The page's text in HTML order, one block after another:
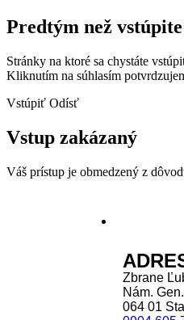
Predtým než
Stránky na ktoré sa chystáte
Kliknutím na súhlasím
Vstúpiť Odísť
Vstup zakázaný
Váš prístup je obmedzený z
Zbrane
Nám.
064 01